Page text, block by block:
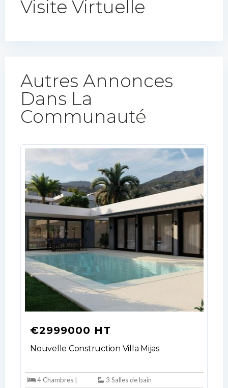
Visite Virtuelle
Autres Annonces
Dans La
Communauté​
€2999000 HT
Nouvelle Construction Villa Mijas
4 Chambres |
3 Salles de bain